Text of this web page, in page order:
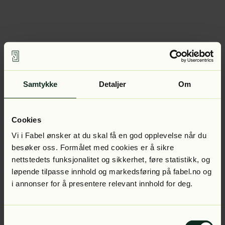
Samtykke Detaljer Om
Cookies
Vi i Fabel ønsker at du skal få en god opplevelse når du
besøker oss. Formålet med cookies er å sikre
nettstedets funksjonalitet og sikkerhet, føre statistikk, og
løpende tilpasse innhold og markedsføring på fabel.no og
i annonser for å presentere relevant innhold for deg.